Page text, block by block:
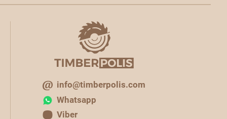
info@timberpolis.com
Whatsapp
Viber